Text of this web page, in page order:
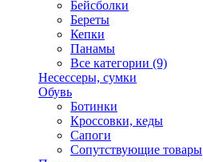
Бейсболки
Береты
Кепки
Панамы
Все категории (9)
Несессеры, сумки
Обувь
Ботинки
Кроссовки, кеды
Сапоги
Сопутствующие товары